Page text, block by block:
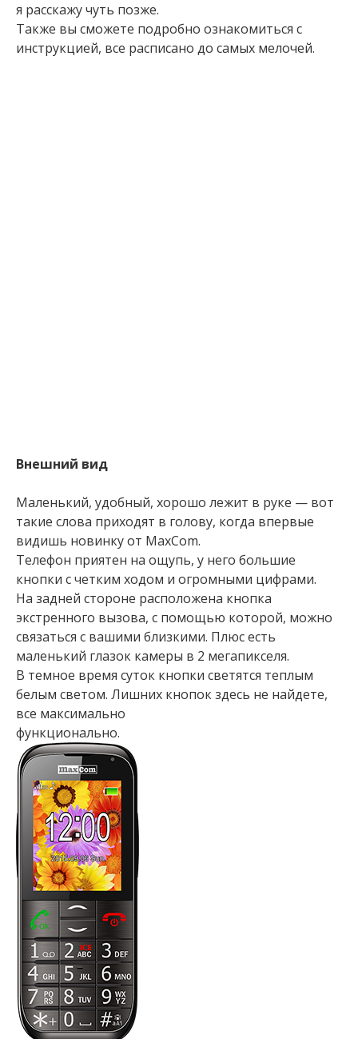
я расскажу чуть позже.
Также вы сможете подробно ознакомиться с
инструкцией, все расписано до самых мелочей.
Внешний вид
Маленький, удобный, хорошо лежит в руке — вот
такие слова приходят в голову, когда впервые
видишь новинку от MaxCom.
Телефон приятен на ощупь, у него большие
кнопки с четким ходом и огромными цифрами.
На задней стороне расположена кнопка
экстренного вызова, с помощью которой, можно
связаться с вашими близкими. Плюс есть
маленький глазок камеры в 2 мегапикселя.
В темное время суток кнопки светятся теплым
белым светом. Лишних кнопок здесь не найдете,
все максимально
функционально.